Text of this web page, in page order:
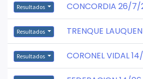
Resultados CONCORDIA 26/7/
Resultados TRENQUE
Resultados CORONEL VIDAL